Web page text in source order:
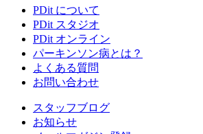
PDit について
PDit スタジオ
PDit オンライン
パーキンソン病とは？
よくある質問
お問い合わせ
スタッフブログ
お知らせ